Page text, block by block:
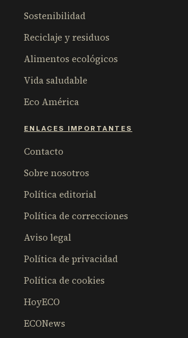
Sostenibilidad
Reciclaje y residuos
Alimentos ecológicos
Vida saludable
Eco América
ENLACES IMPORTANTES
Contacto
Sobre nosotros
Política editorial
Política de correcciones
Aviso legal
Política de privacidad
Política de cookies
HoyECO
ECONews